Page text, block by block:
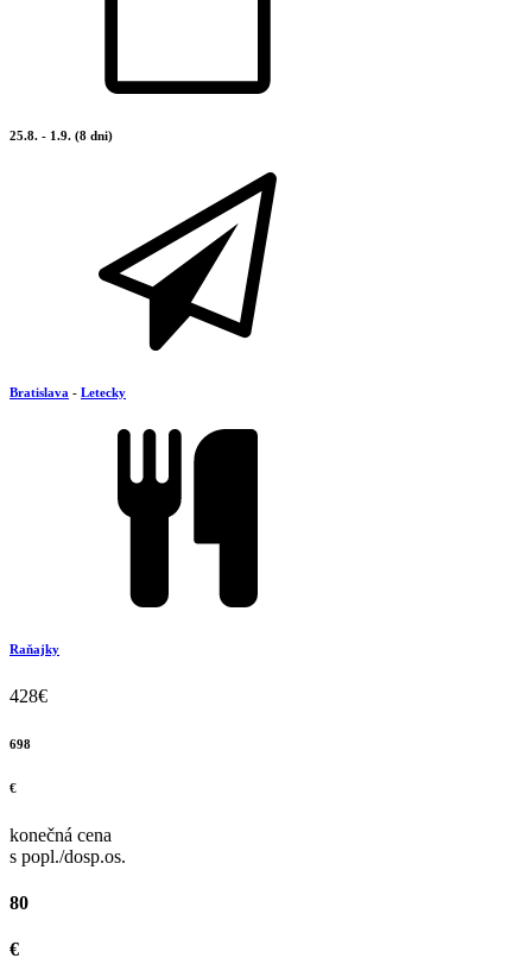
25.8. - 1.9. (8 dni)
Bratislava - Letecky
Raňajky
428€
698
€
konečná cena
s popl./dosp.os.
80
€